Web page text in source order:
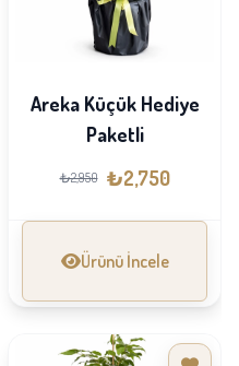
Areka Küçük Hediye
Paketli
₺2,950 ₺2,750
Ürünü İncele